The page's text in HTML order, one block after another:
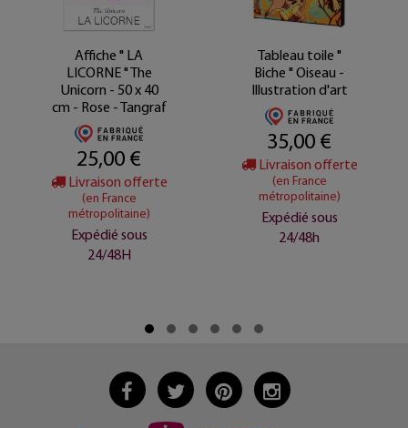
Affiche " LA
LICORNE " The
Unicorn - 50 x 40
cm - Rose - Tangraf
25,00 €
Livraison offerte
(en France
métropolitaine)
Expédié sous
24/48H
Tableau toile "
Biche " Oiseau -
Illustration d'art
35,00 €
Livraison offerte
(en France
métropolitaine)
Expédié sous
24/48h